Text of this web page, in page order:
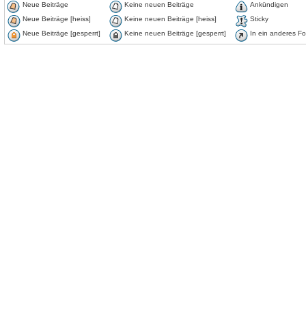
Neue Beiträge Keine neuen Beiträge
Ankündigen
Neue Beiträge [heiss]
Keine neuen Beiträge [heiss]
Sticky
Neue Beiträge [gesperrt]
Keine neuen Beiträge [gesperrt] In ein anderes